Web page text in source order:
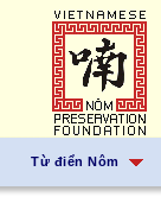
Từ điển Nôm